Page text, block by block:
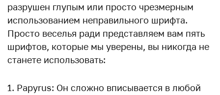
разрушен глупым или просто чрезмерным
использованием неправильного шрифта.
Просто веселья ради представляем вам пять
шрифтов, которые мы уверены, вы никогда не
станете использовать:
Papyrus: Он сложно вписывается в любой